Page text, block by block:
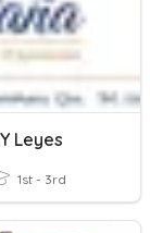
Leyes
1st - 3rd